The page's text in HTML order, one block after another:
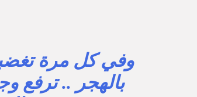
وفي كل مرة
بالهجر .. ترفع